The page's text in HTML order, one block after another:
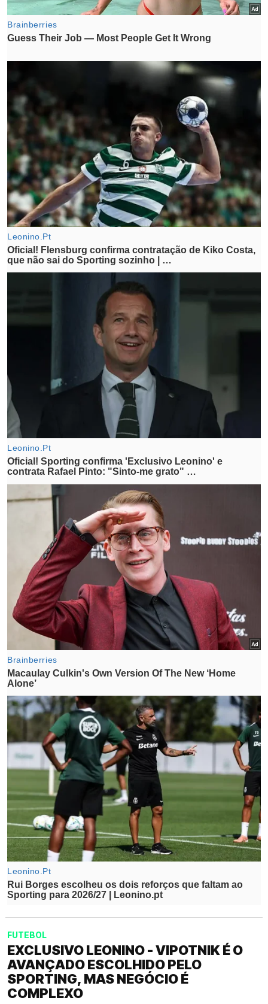
FUTEBOL
EXCLUSIVO LEONINO - VIPOTNIK É O
AVANÇADO ESCOLHIDO PELO
SPORTING, MAS NEGÓCIO É
COMPLEXO